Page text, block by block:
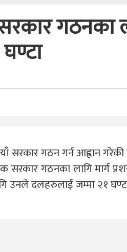
गठनका
सरकार गठन गर्न आह्वान
सरकार गठनका लागि मार्ग
उनले दलहरुलाई जम्मा २१